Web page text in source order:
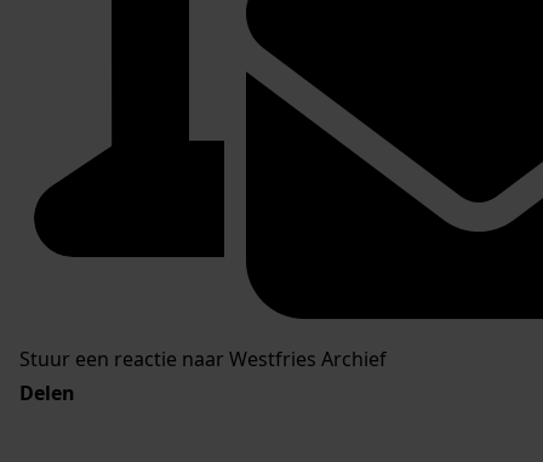
Stuur een reactie naar Westfries Archief
Delen